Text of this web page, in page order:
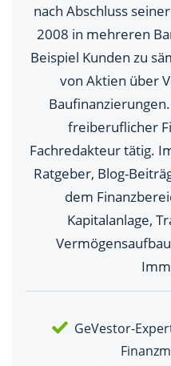
nach Abschluss
2008 in mehreren
Beispiel Kunden zu
von Aktien über
freiberuflicher
Fachredakteur tätig.
Ratgeber, Blog-
dem
Kapitalanlage,
GeVestor-